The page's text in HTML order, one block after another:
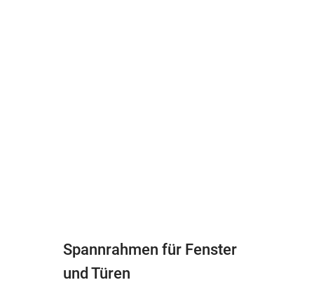
Spannrahmen für Fenster
und Türen